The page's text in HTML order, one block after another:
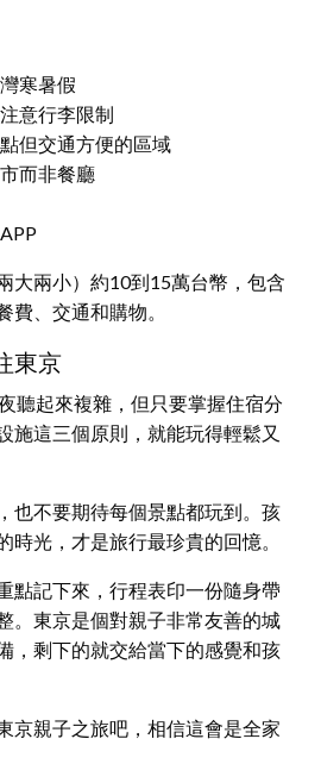
寒暑假
意行李限制
但交通方便的區域
而非餐廳
大兩小）約10到15萬台幣，包含
費、交通和購物。
東京
聽起來複雜，但只要掌握住宿分
施這三個原則，就能玩得輕鬆又
也不要期待每個景點都玩到。孩
時光，才是旅行最珍貴的回憶。
點記下來，行程表印一份隨身帶
。東京是個對親子非常友善的城
，剩下的就交給當下的感覺和孩
京親子之旅吧，相信這會是全家